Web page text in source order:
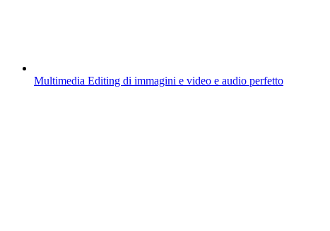
Multimedia Editing di immagini e video e audio perfetto